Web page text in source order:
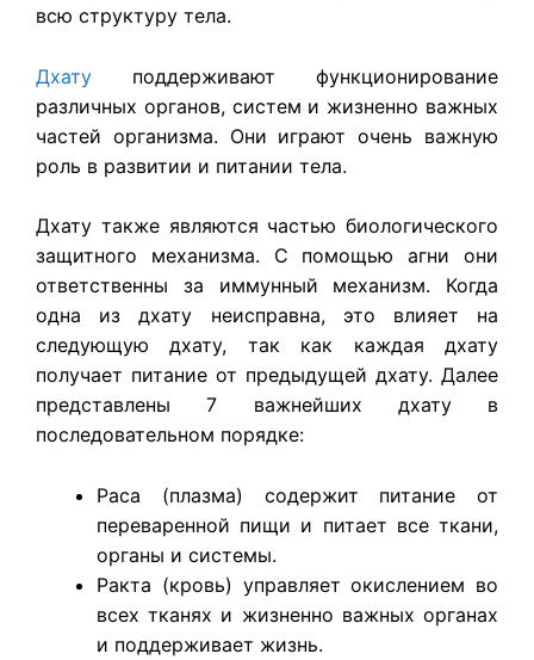
всю структуру тела.
Дхату поддерживают функционирование
различных органов, систем и жизненно важных
частей организма. Они играют очень важную
роль в развитии и питании тела.
Дхату также являются частью биологического
защитного механизма. С помощью агни они
ответственны за иммунный механизм. Когда
одна из дхату неисправна, это влияет на
следующую дхату, так как каждая дхату
получает питание от предыдущей дхату. Далее
представлены 7 важнейших дхату в
последовательном порядке:
Раса (плазма) содержит питание от
переваренной пищи и питает все ткани,
органы и системы.
Ракта (кровь) управляет окислением во
всех тканях и жизненно важных органах
и поддерживает жизнь.